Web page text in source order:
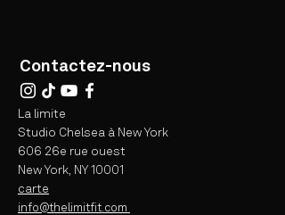
Contactez-nous
La limite
Studio Chelsea à New York
606 26e rue ouest
New York, NY 10001
carte
info@thelimitfit.com